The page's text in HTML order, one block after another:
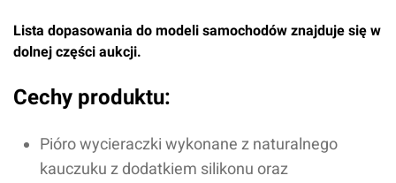
Lista dopasowania do modeli samochodów znajduje się w
dolnej części aukcji.
Cechy produktu:
Pióro wycieraczki wykonane z naturalnego
kauczuku z dodatkiem silikonu oraz